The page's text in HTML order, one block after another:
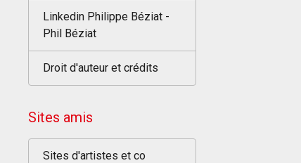
Linkedin Philippe Béziat -
Phil Béziat
Droit d'auteur et crédits
Sites amis
Sites d'artistes et co